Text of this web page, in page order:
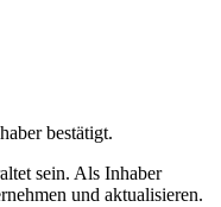
bestätigt.
sein. Als Inhaber
und aktualisieren.